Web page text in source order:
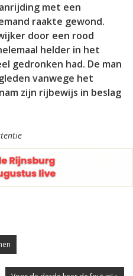
met een
raakte gewond.
door een rood
helder in het
gedronken had. De man
vanwege het
zijn rijbewijs in beslag